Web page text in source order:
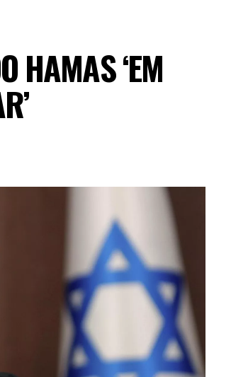
HAMAS ‘EM